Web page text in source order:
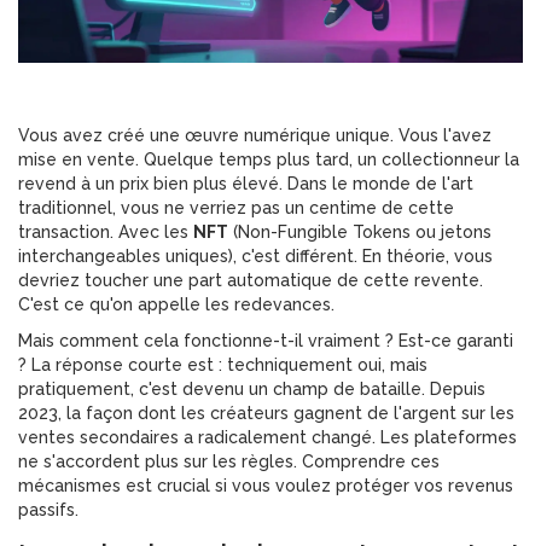
Vous avez créé une œuvre numérique unique. Vous l'avez
mise en vente. Quelque temps plus tard, un collectionneur la
revend à un prix bien plus élevé. Dans le monde de l'art
traditionnel, vous ne verriez pas un centime de cette
transaction. Avec les NFT (Non-Fungible Tokens ou jetons
interchangeables uniques), c'est différent. En théorie, vous
devriez toucher une part automatique de cette revente.
C'est ce qu'on appelle les redevances.
Mais comment cela fonctionne-t-il vraiment ? Est-ce garanti
? La réponse courte est : techniquement oui, mais
pratiquement, c'est devenu un champ de bataille. Depuis
2023, la façon dont les créateurs gagnent de l'argent sur les
ventes secondaires a radicalement changé. Les plateformes
ne s'accordent plus sur les règles. Comprendre ces
mécanismes est crucial si vous voulez protéger vos revenus
passifs.